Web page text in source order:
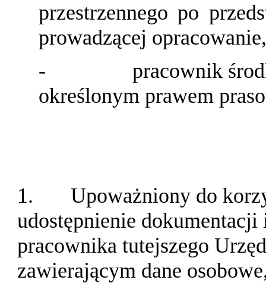
przestrzennego po
prowadzącej opracowanie,
-
pracownik
określonym prawem
1.
Upoważniony do
udostępnienie
pracownika tutejszego
zawierającym dane